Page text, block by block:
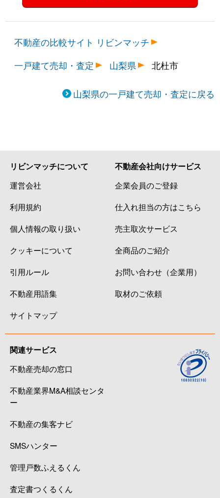
不動産の比較サイト リビンマッチ
一戸建て売却・査定
山梨県 北杜市
山梨県の一戸建て売却・査定に戻る
リビンマッチについて
運営会社
利用規約
個人情報の取り扱い
クッキーについて
引用ルール
不動産用語集
サイトマップ
不動産会社向けサービス
企業会員のご登録
仕入れ担当の方はこちら
売主取次サービス
全商品のご紹介
お問い合わせ（企業用）
取材のご依頼
関連サービス
不動産売却の窓口
不動産業界M&A相談センタ
ー
不動産の集客ナビ
SMSハンター
管理戸数ふえるくん
査定書つくるくん